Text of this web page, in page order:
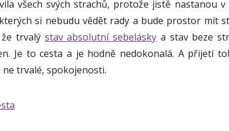
všech svých strachů, protože jistě nastanou v
si nebudu vědět rady a bude prostor mít
trvalý stav absolutní sebelásky a stav beze
Je to cesta a je hodně nedokonalá. A přijetí
trvalé, spokojenosti.